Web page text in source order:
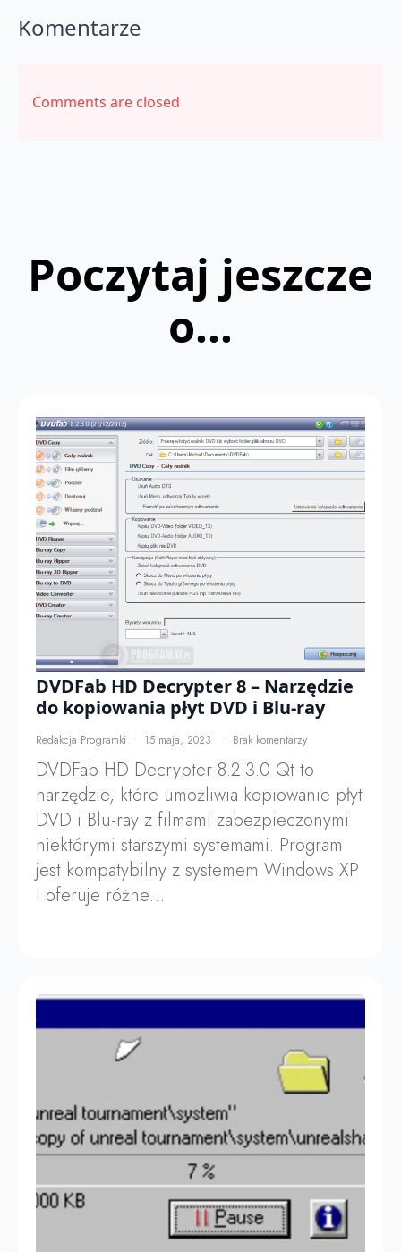
Komentarze
Comments are closed
Poczytaj jeszcze
o...
DVDFab HD Decrypter 8 – Narzędzie
do kopiowania płyt DVD i Blu-ray
Redakcja Programki 15 maja, 2023 Brak komentarzy
DVDFab HD Decrypter 8.2.3.0 Qt to
narzędzie, które umożliwia kopiowanie płyt
DVD i Blu-ray z filmami zabezpieczonymi
niektórymi starszymi systemami. Program
jest kompatybilny z systemem Windows XP
i oferuje różne…